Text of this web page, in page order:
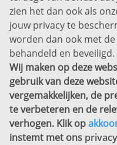
Privacyverklaring
Sitemap
Copyright
Bekijk ook eens
zien het dan ook als
jouw privacy te
worden dan ook met
behandeld en beveiligd.
Wij maken op deze
gebruik van deze
vergemakkelijken, de
te verbeteren en de
verhogen. Klik op
instemt met ons